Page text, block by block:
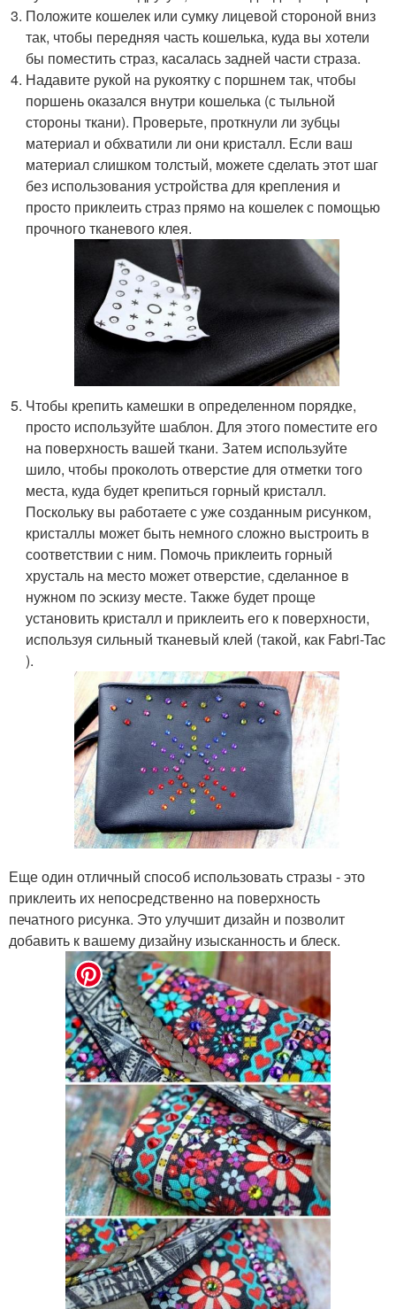
Положите кошелек или сумку лицевой стороной вниз
так, чтобы передняя часть кошелька, куда вы хотели
бы поместить страз, касалась задней части страза.
Надавите рукой на рукоятку с поршнем так, чтобы
поршень оказался внутри кошелька (с тыльной
стороны ткани). Проверьте, проткнули ли зубцы
материал и обхватили ли они кристалл. Если ваш
материал слишком толстый, можете сделать этот шаг
без использования устройства для крепления и
просто приклеить страз прямо на кошелек с помощью
прочного тканевого клея.
Чтобы крепить камешки в определенном порядке,
просто используйте шаблон. Для этого поместите его
на поверхность вашей ткани. Затем используйте
шило, чтобы проколоть отверстие для отметки того
места, куда будет крепиться горный кристалл.
Поскольку вы работаете с уже созданным рисунком,
кристаллы может быть немного сложно выстроить в
соответствии с ним. Помочь приклеить горный
хрусталь на место может отверстие, сделанное в
нужном по эскизу месте. Также будет проще
установить кристалл и приклеить его к поверхности,
используя сильный тканевый клей (такой, как Fabri-Tac
).
Еще один отличный способ использовать стразы - это
приклеить их непосредственно на поверхность
печатного рисунка. Это улучшит дизайн и позволит
добавить к вашему дизайну изысканность и блеск.